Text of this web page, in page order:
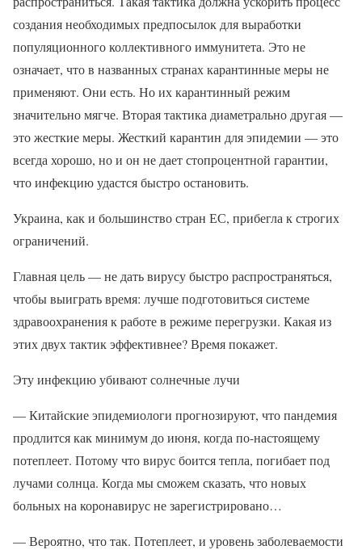
создания необходимых предпосылок для выработки
популяционного коллективного иммунитета. Это не
означает, что в названных странах карантинные меры не
применяют. Они есть. Но их карантинный режим
значительно мягче. Вторая тактика диаметрально другая —
это жесткие меры. Жесткий карантин для эпидемии — это
всегда хорошо, но и он не дает стопроцентной гарантии,
что инфекцию удастся быстро остановить.
Украина, как и большинство стран ЕС, прибегла к строгих
ограничений.
Главная цель — не дать вирусу быстро распространяться,
чтобы выиграть время: лучше подготовиться системе
здравоохранения к работе в режиме перегрузки. Какая из
этих двух тактик эффективнее? Время покажет.
Эту инфекцию убивают солнечные лучи
— Китайские эпидемиологи прогнозируют, что пандемия
продлится как минимум до июня, когда по-настоящему
потеплеет. Потому что вирус боится тепла, погибает под
лучами солнца. Когда мы сможем сказать, что новых
больных на коронавирус не зарегистрировано…
— Вероятно, что так. Потеплеет, и уровень заболеваемости